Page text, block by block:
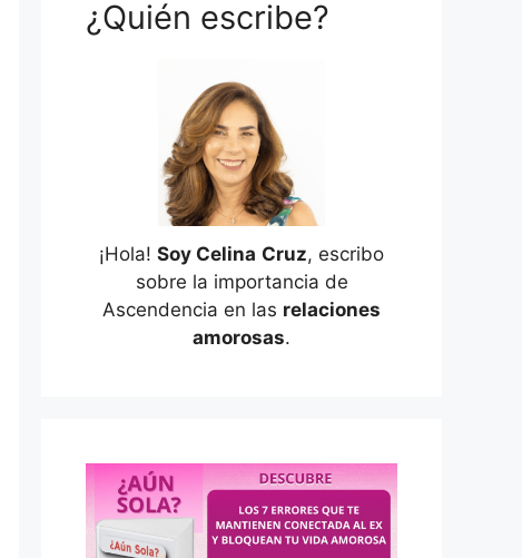
¿Quién escribe?
¡Hola! Soy Celina Cruz, escribo
sobre la importancia de
Ascendencia en las relaciones
amorosas.